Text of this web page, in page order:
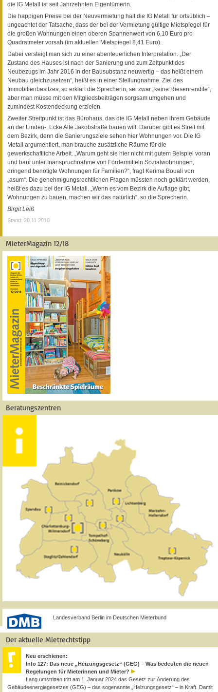
die IG Metall ist seit Jahrzehnten Eigentümerin.
Die happigen Preise bei der Neuvermietung hält die IG Metall für ortsüblich –
ungeachtet der Tatsache, dass der bei der Vermietung gültige Mietspiegel für
die großen Wohnungen einen oberen Spannenwert von 6,10 Euro pro
Quadratmeter vorsah (im aktuellen Mietspiegel 8,41 Euro).
Dabei versteigt man sich zu einer abenteuerlichen Interpretation. „Der
Zustand des Hauses ist nach der Sanierung und zum Zeitpunkt des
Neubezugs im Jahr 2016 in der Bausubstanz neuwertig – das heißt einem
Neubau gleichzusetzen“, heißt es in einer Stellungnahme. Ziel des
Immobilienbesitzes, so erklärt die Sprecherin, sei zwar „keine Riesenrendite“,
aber man müsse mit den Mitgliedsbeiträgen sorgsam umgehen und
zumindest Kostendeckung erzielen.
Zweiter Streitpunkt ist das Bürohaus, das die IG Metall neben ihrem Gebäude
an der Linden-, Ecke Alte Jakobstraße bauen will. Darüber gibt es Streit mit
dem Bezirk, denn die Sanierungsziele sehen hier Wohnungen vor. Die IG
Metall argumentiert, man brauche zusätzliche Räume für die
gewerkschaftliche Arbeit. „Warum geht sie hier nicht mit gutem Beispiel voran
und baut unter Inanspruchnahme von Fördermitteln Sozialwohnungen,
dringend benötigte Wohnungen für Familien?“, fragt Kerima Bouali von
„asum“. Die genehmigungsrechtlichen Fragen müssten noch geklärt werden,
heißt es dazu bei der IG Metall. „Wenn es vom Bezirk die Auflage gibt,
Wohnungen zu bauen, machen wir das natürlich“, so die Sprecherin.
Birgit Leiß
Stand: 28.11.2018
MieterMagazin 12/18
Beratungszentren
Landesverband Berlin im Deutschen Mieterbund
Der aktuelle Mietrechtstipp
Neu erschienen:
Info 127: Das neue „Heizungsgesetz“ (GEG) – Was bedeuten die neuen
Regelungen für Mieterinnen und Mieter?
Lang umstritten tritt am 1. Januar 2024 das Gesetz zur Änderung des
Gebäudeenergiegesetzes (GEG) – das sogenannte „Heizungsgesetz“ – in Kraft. Damit